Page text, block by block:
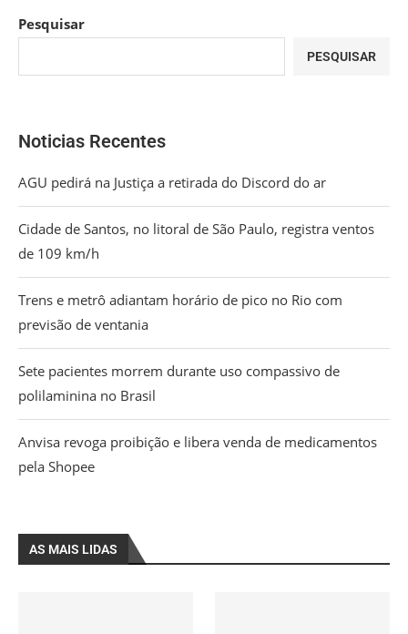
Pesquisar
PESQUISAR
Noticias Recentes
AGU pedirá na Justiça a retirada do Discord do ar
Cidade de Santos, no litoral de São Paulo, registra ventos
de 109 km/h
Trens e metrô adiantam horário de pico no Rio com
previsão de ventania
Sete pacientes morrem durante uso compassivo de
polilaminina no Brasil
Anvisa revoga proibição e libera venda de medicamentos
pela Shopee
AS MAIS LIDAS